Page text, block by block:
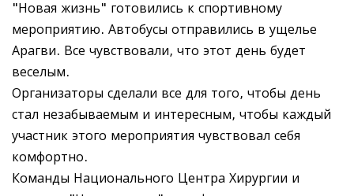
"Новая жизнь" готовились к спортивному
мероприятию. Автобусы отправились в ущелье
Арагви. Все чувствовали, что этот день будет
веселым.
Организаторы сделали все для того, чтобы день
стал незабываемым и интересным, чтобы каждый
участник этого мероприятия чувствовал себя
комфортно.
Команды Национального Центра Хирургии и